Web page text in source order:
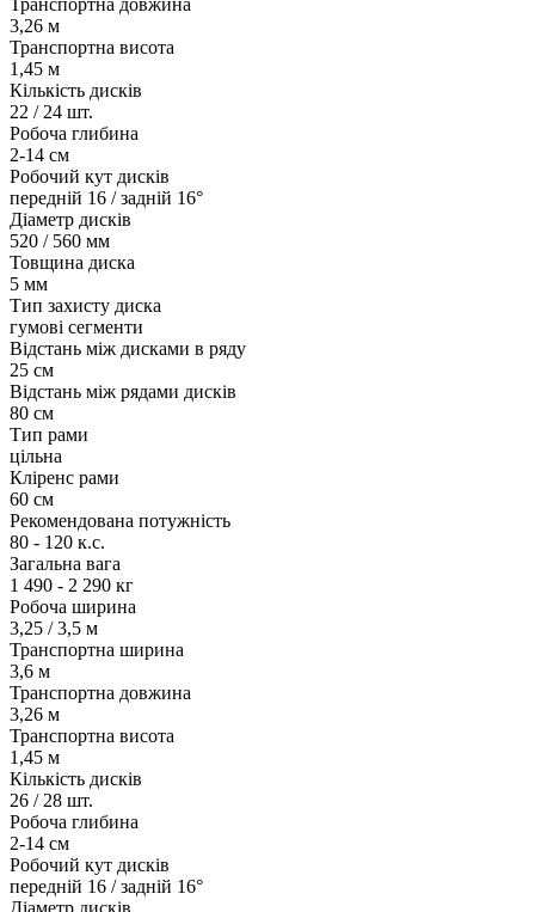
Транспортна довжина
3,26 м
Транспортна висота
1,45 м
Кількість дисків
22 / 24 шт.
Робоча глибина
2-14 см
Робочий кут дисків
передній 16 / задній 16°
Діаметр дисків
520 / 560 мм
Товщина диска
5 мм
Тип захисту диска
гумові сегменти
Відстань між дисками в ряду
25 см
Відстань між рядами дисків
80 см
Тип рами
цільна
Кліренс рами
60 см
Рекомендована потужність
80 - 120 к.с.
Загальна вага
1 490 - 2 290 кг
Робоча ширина
3,25 / 3,5 м
Транспортна ширина
3,6 м
Транспортна довжина
3,26 м
Транспортна висота
1,45 м
Кількість дисків
26 / 28 шт.
Робоча глибина
2-14 см
Робочий кут дисків
передній 16 / задній 16°
Діаметр дисків